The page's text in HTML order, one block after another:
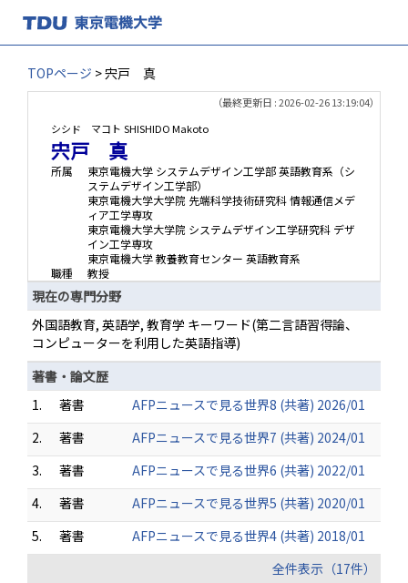
TOPページ > 宍戸 真
（最終更新日 : 2026-02-26 13:19:04）
シシド マコト SHISHIDO Makoto
宍戸 真
所属
東京電機大学 システムデザイン工学部 英語教育系（シ
ステムデザイン工学部）
東京電機大学大学院 先端科学技術研究科 情報通信メデ
ィア工学専攻
東京電機大学大学院 システムデザイン工学研究科 デザ
イン工学専攻
東京電機大学 教養教育センター 英語教育系
職種
教授
現在の専門分野
外国語教育, 英語学, 教育学 キーワード(第二言語習得論、
コンピューターを利用した英語指導)
著書・論文歴
1.
著書
AFPニュースで見る世界8 (共著) 2026/01
2.
著書
AFPニュースで見る世界7 (共著) 2024/01
3.
著書
AFPニュースで見る世界6 (共著) 2022/01
4.
著書
AFPニュースで見る世界5 (共著) 2020/01
5.
著書
AFPニュースで見る世界4 (共著) 2018/01
全件表示（17件）